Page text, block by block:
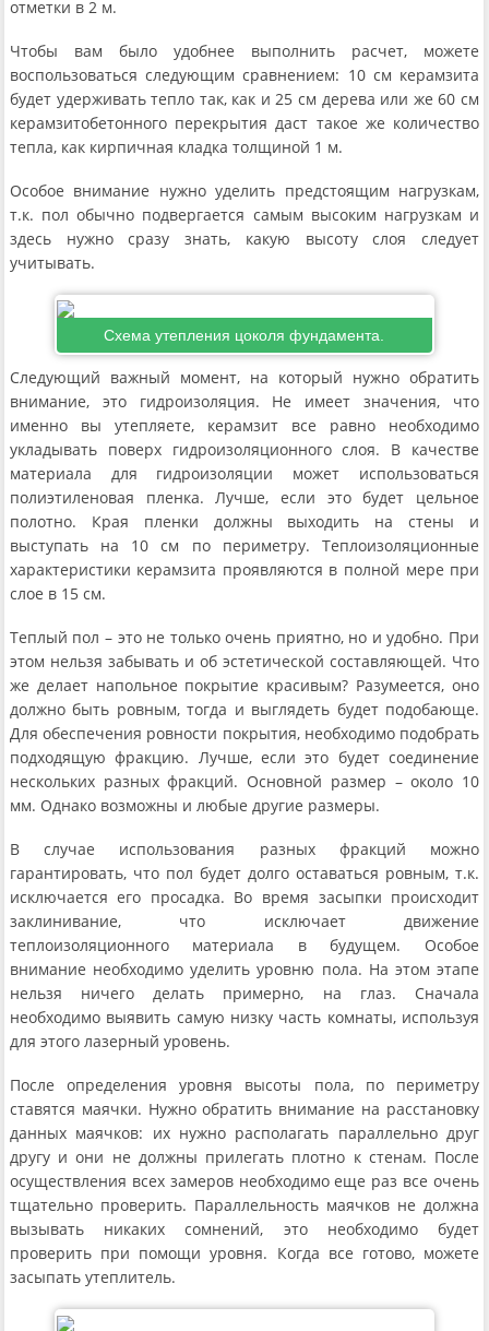
отметки в 2 м.
Чтобы вам было удобнее выполнить расчет, можете
воспользоваться следующим сравнением: 10 см керамзита
будет удерживать тепло так, как и 25 см дерева или же 60 см
керамзитобетонного перекрытия даст такое же количество
тепла, как кирпичная кладка толщиной 1 м.
Особое внимание нужно уделить предстоящим нагрузкам,
т.к. пол обычно подвергается самым высоким нагрузкам и
здесь нужно сразу знать, какую высоту слоя следует
учитывать.
Схема утепления цоколя фундамента.
Следующий важный момент, на который нужно обратить
внимание, это гидроизоляция. Не имеет значения, что
именно вы утепляете, керамзит все равно необходимо
укладывать поверх гидроизоляционного слоя. В качестве
материала для гидроизоляции может использоваться
полиэтиленовая пленка. Лучше, если это будет цельное
полотно. Края пленки должны выходить на стены и
выступать на 10 см по периметру. Теплоизоляционные
характеристики керамзита проявляются в полной мере при
слое в 15 см.
Теплый пол – это не только очень приятно, но и удобно. При
этом нельзя забывать и об эстетической составляющей. Что
же делает напольное покрытие красивым? Разумеется, оно
должно быть ровным, тогда и выглядеть будет подобающе.
Для обеспечения ровности покрытия, необходимо подобрать
подходящую фракцию. Лучше, если это будет соединение
нескольких разных фракций. Основной размер – около 10
мм. Однако возможны и любые другие размеры.
В случае использования разных фракций можно
гарантировать, что пол будет долго оставаться ровным, т.к.
исключается его просадка. Во время засыпки происходит
заклинивание, что исключает движение
теплоизоляционного материала в будущем. Особое
внимание необходимо уделить уровню пола. На этом этапе
нельзя ничего делать примерно, на глаз. Сначала
необходимо выявить самую низку часть комнаты, используя
для этого лазерный уровень.
После определения уровня высоты пола, по периметру
ставятся маячки. Нужно обратить внимание на расстановку
данных маячков: их нужно располагать параллельно друг
другу и они не должны прилегать плотно к стенам. После
осуществления всех замеров необходимо еще раз все очень
тщательно проверить. Параллельность маячков не должна
вызывать никаких сомнений, это необходимо будет
проверить при помощи уровня. Когда все готово, можете
засыпать утеплитель.